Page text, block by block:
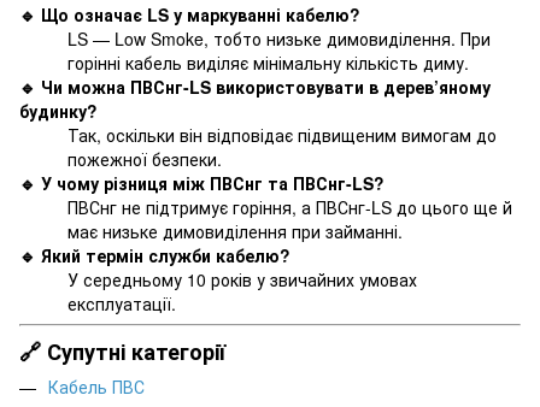
🔹 Що означає LS у маркуванні кабелю?
LS — Low Smoke, тобто низьке димовиділення. При
горінні кабель виділяє мінімальну кількість диму.
🔹 Чи можна ПВСнг-LS використовувати в дерев’яному
будинку?
Так, оскільки він відповідає підвищеним вимогам до
пожежної безпеки.
🔹 У чому різниця між ПВСнг та ПВСнг-LS?
ПВСнг не підтримує горіння, а ПВСнг-LS до цього ще й
має низьке димовиділення при займанні.
🔹 Який термін служби кабелю?
У середньому 10 років у звичайних умовах
експлуатації.
🔗 Супутні категорії
Кабель ПВС